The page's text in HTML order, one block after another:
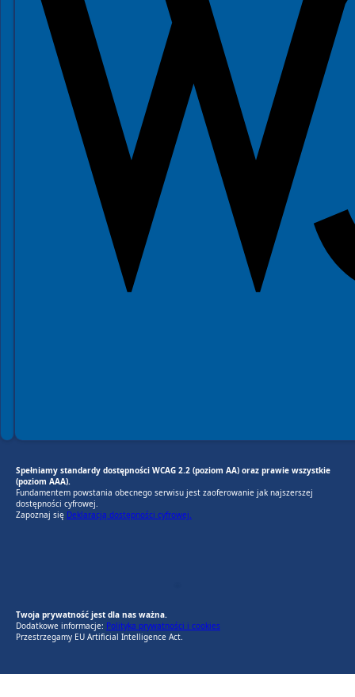
Spełniamy standardy dostępności WCAG 2.2 (poziom AA) oraz prawie wszystkie
(poziom AAA).
Fundamentem powstania obecnego serwisu jest zaoferowanie jak najszerszej
dostępności cyfrowej.
Zapoznaj się Deklaracją dostępności cyfrowej.
Twoja prywatność jest dla nas ważna.
Dodatkowe informacje: Polityka prywatności i cookies
Przestrzegamy EU Artificial Intelligence Act.